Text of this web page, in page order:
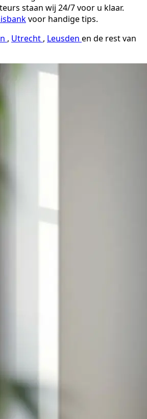
staan wij 24/7 voor u klaar.
voor handige tips.
, Utrecht , Leusden en de rest van